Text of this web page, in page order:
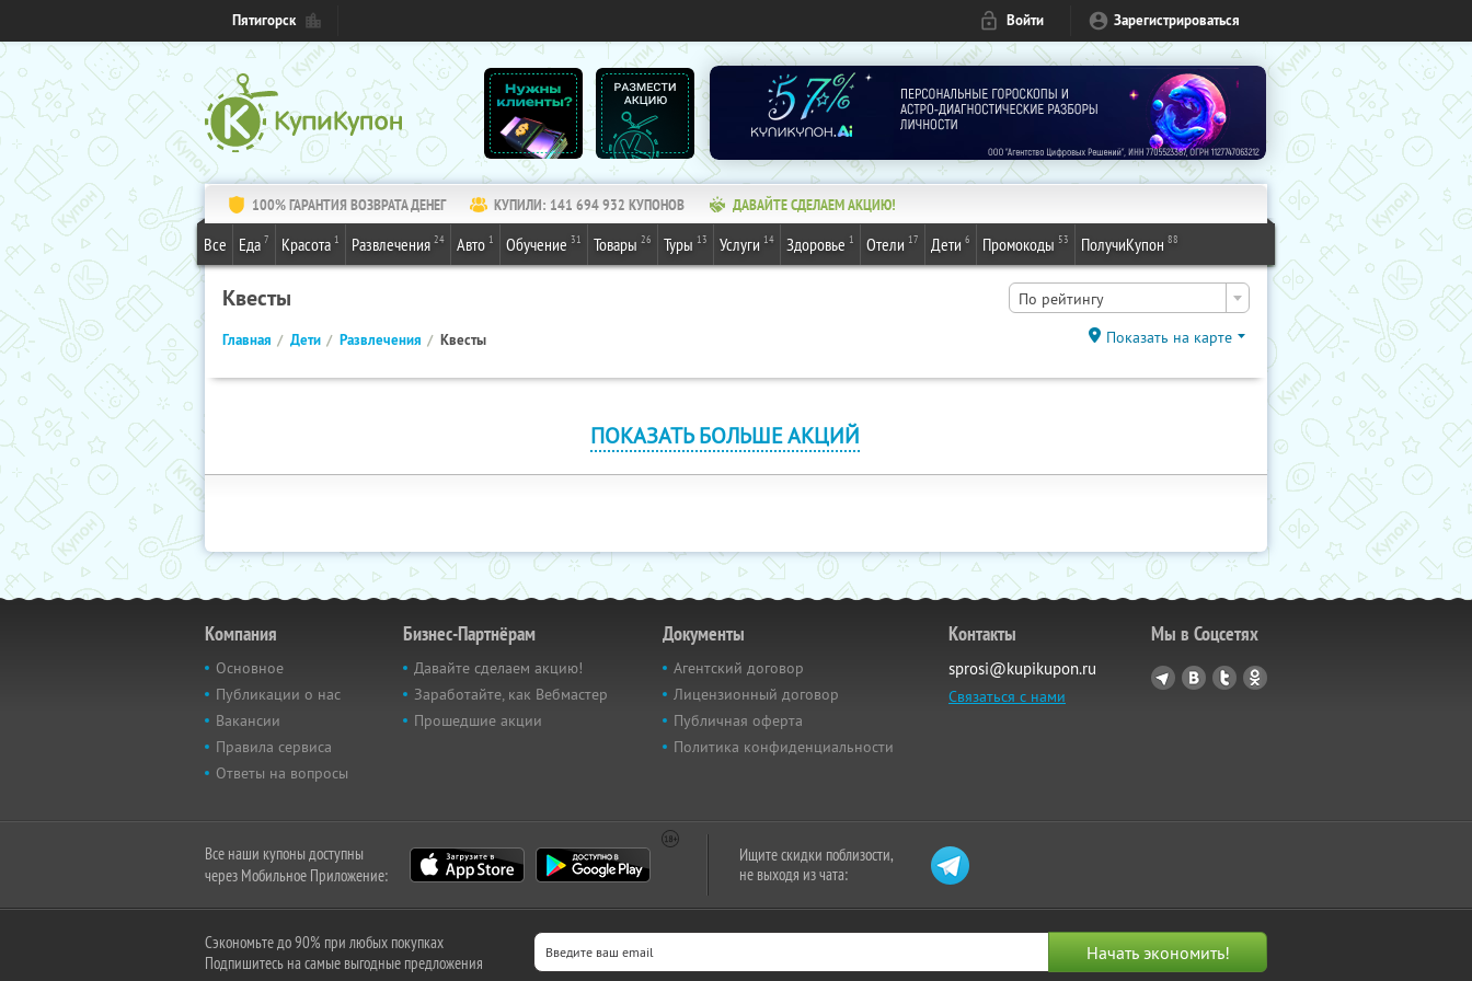
Пятигорск Войти Зарегистрироваться
100% ГАРАНТИЯ ВОЗВРАТА ДЕНЕГ КУПИЛИ: 141 694 932 КУПОНОВ ДАВАЙТЕ СДЕЛАЕМ АКЦИЮ!
Все Еда 7 Красота 1 Развлечения 24 Авто 1 Обучение 31 Товары 26 Туры 13 Услуги 14 Здоровье 1 Отели 17 Дети 6 Промокоды 53 ПолучиКупон 88
Квесты По рейтингу
Главная Дети Развлечения Квесты Показать на карте
ПОКАЗАТЬ БОЛЬШЕ АКЦИЙ
Компания
Основное
Публикации о нас
Вакансии
Правила сервиса
Ответы на вопросы
Бизнес-Партнёрам
Давайте сделаем акцию!
Заработайте, как Вебмастер
Прошедшие акции
Документы
Агентский договор
Лицензионный договор
Публичная оферта
Политика конфиденциальности
Контакты
sprosi@kupikupon.ru
Связаться с нами
Мы в Соцсетях
Все наши купоны доступны
через Мобильное Приложение:
Ищите скидки поблизости,
не выходя из чата:
Сэкономьте до 90% при любых покупках
Подпишитесь на самые выгодные предложения